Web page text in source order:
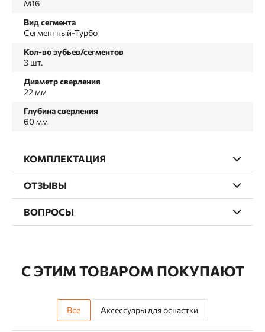
М16
Вид сегмента
Сегментный-Турбо
Кол-во зубьев/сегментов
3 шт.
Диаметр сверления
22 мм
Глубина сверления
60 мм
КОМПЛЕКТАЦИЯ
ОТЗЫВЫ
ВОПРОСЫ
С ЭТИМ ТОВАРОМ ПОКУПАЮТ
Все Аксессуары для оснастки